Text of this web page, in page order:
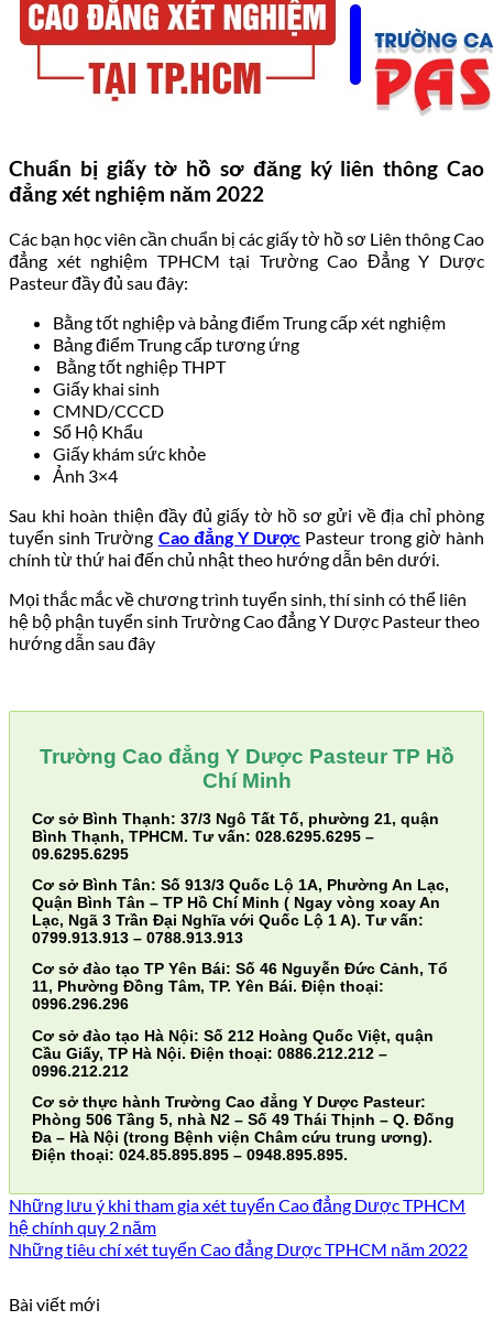
Chuẩn bị giấy tờ hồ sơ đăng ký liên thông Cao
đẳng xét nghiệm năm 2022
Các bạn học viên cần chuẩn bị các giấy tờ hồ sơ Liên thông Cao
đẳng xét nghiệm TPHCM tại Trường Cao Đẳng Y Dược
Pasteur đầy đủ sau đây:
Bằng tốt nghiệp và bảng điểm Trung cấp xét nghiệm
Bảng điểm Trung cấp tương ứng
Bằng tốt nghiệp THPT
Giấy khai sinh
CMND/CCCD
Sổ Hộ Khẩu
Giấy khám sức khỏe
Ảnh 3×4
Sau khi hoàn thiện đầy đủ giấy tờ hồ sơ gửi về địa chỉ phòng
tuyển sinh Trường Cao đẳng Y Dược Pasteur trong giờ hành
chính từ thứ hai đến chủ nhật theo hướng dẫn bên dưới.
Mọi thắc mắc về chương trình tuyển sinh, thí sinh có thể liên
hệ bộ phận tuyển sinh Trường Cao đẳng Y Dược Pasteur theo
hướng dẫn sau đây
Trường Cao đẳng Y Dược Pasteur TP Hồ
Chí Minh
Cơ sở Bình Thạnh: 37/3 Ngô Tất Tố, phường 21, quận
Bình Thạnh, TPHCM. Tư vấn: 028.6295.6295 –
09.6295.6295
Cơ sở Bình Tân: Số 913/3 Quốc Lộ 1A, Phường An Lạc,
Quận Bình Tân – TP Hồ Chí Minh ( Ngay vòng xoay An
Lạc, Ngã 3 Trần Đại Nghĩa với Quốc Lộ 1 A). Tư vấn:
0799.913.913 – 0788.913.913
Cơ sở đào tạo TP Yên Bái: Số 46 Nguyễn Đức Cảnh, Tổ
11, Phường Đồng Tâm, TP. Yên Bái. Điện thoại:
0996.296.296
Cơ sở đào tạo Hà Nội: Số 212 Hoàng Quốc Việt, quận
Cầu Giấy, TP Hà Nội. Điện thoại: 0886.212.212 –
0996.212.212
Cơ sở thực hành Trường Cao đẳng Y Dược Pasteur:
Phòng 506 Tầng 5, nhà N2 – Số 49 Thái Thịnh – Q. Đống
Đa – Hà Nội (trong Bệnh viện Châm cứu trung ương).
Điện thoại: 024.85.895.895 – 0948.895.895.
Những lưu ý khi tham gia xét tuyển Cao đẳng Dược TPHCM
hệ chính quy 2 năm
Những tiêu chí xét tuyển Cao đẳng Dược TPHCM năm 2022
Bài viết mới